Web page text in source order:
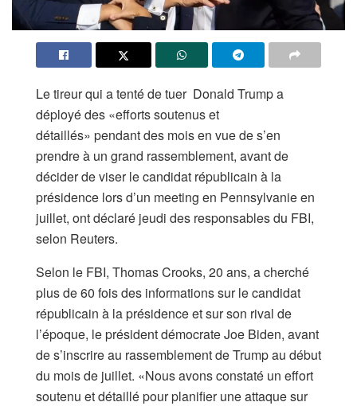
Le tireur qui a tenté de tuer Donald Trump a
déployé des «efforts soutenus et
détaillés» pendant des mois en vue de s’en
prendre à un grand rassemblement, avant de
décider de viser le candidat républicain à la
présidence lors d’un meeting en Pennsylvanie en
juillet, ont déclaré jeudi des responsables du FBI,
selon Reuters.
Selon le FBI, Thomas Crooks, 20 ans, a cherché
plus de 60 fois des informations sur le candidat
républicain à la présidence et sur son rival de
l’époque, le président démocrate Joe Biden, avant
de s’inscrire au rassemblement de Trump au début
du mois de juillet. «Nous avons constaté un effort
soutenu et détaillé pour planifier une attaque sur